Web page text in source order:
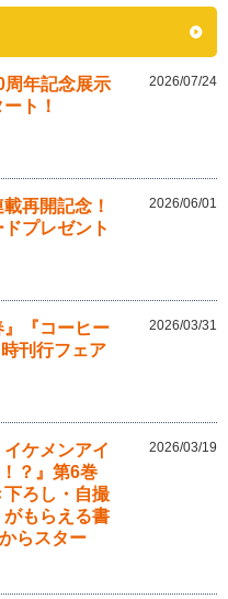
周年記念展示
ト！
2026/07/24
再開記念！
プレゼント
2026/06/01
『コーヒー
刊行フェア
2026/03/31
イケメンアイ
？』第6巻
ろし・自撮
がもらえる書
らスター
2026/03/19